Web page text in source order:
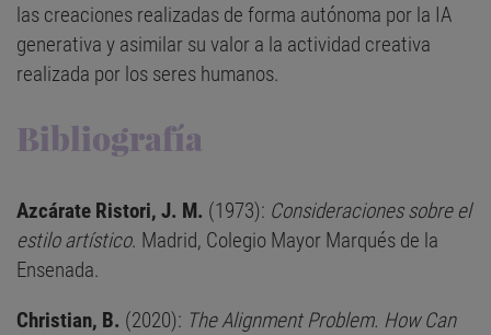
las creaciones realizadas de forma autónoma por la IA
generativa y asimilar su valor a la actividad creativa
realizada por los seres humanos.
Bibliografía
Azcárate Ristori, J. M. (1973): Consideraciones sobre el
estilo artístico. Madrid, Colegio Mayor Marqués de la
Ensenada.
Christian, B. (2020): The Alignment Problem. How Can